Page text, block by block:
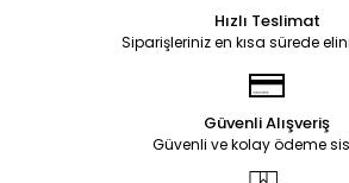
Hızlı Teslimat
Siparişleriniz en kısa sürede
Güvenli Alışveriş
Güvenli ve kolay ödeme